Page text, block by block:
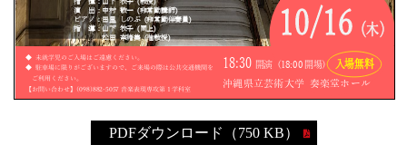
PDFダウンロード（750 KB）